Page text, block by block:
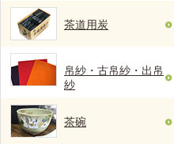
茶道用炭
帛紗・古帛紗・出帛
紗
茶碗